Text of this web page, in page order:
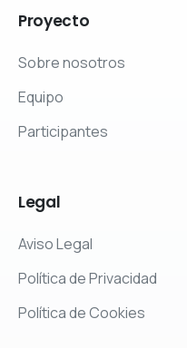
Proyecto
Sobre nosotros
Equipo
Participantes
Legal
Aviso Legal
Política de Privacidad
Política de Cookies